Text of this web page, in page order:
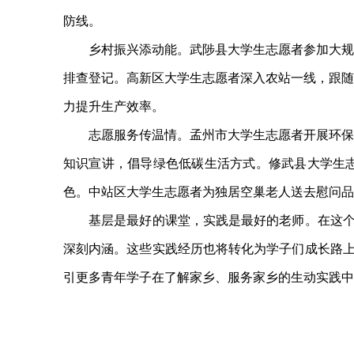
防线。
乡村振兴添动能。武陟县大学生志愿者参加大规
排查登记。高新区大学生志愿者深入农站一线，跟
力提升生产效率。
志愿服务传温情。孟州市大学生志愿者开展环保
知识宣讲，倡导绿色低碳生活方式。修武县大学生
色。中站区大学生志愿者为独居空巢老人送去慰问
基层是最好的课堂，实践是最好的老师。在这个
深刻内涵。这些实践经历也将转化为学子们成长路
引更多青年学子在了解家乡、服务家乡的生动实践